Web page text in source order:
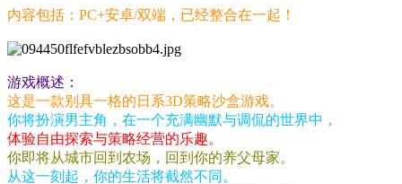
内容包括：PC+安卓/双端，已经整合在一起！
游戏概述：
这是一款别具一格的日系3D策略沙盒游戏。
你将扮演男主角，在一个充满幽默与调侃的世界中，
体验自由探索与策略经营的乐趣。
你即将从城市回到农场，回到你的养父母家。
从这一刻起，你的生活将截然不同。